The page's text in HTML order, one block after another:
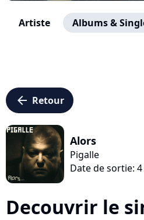
Artiste Albums &
arrow_left Retour
Alors
Pigalle
Date de sortie:
Decouvrir le